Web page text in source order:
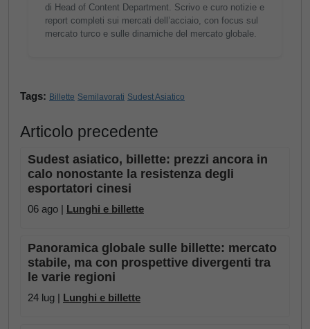
di Head of Content Department. Scrivo e curo notizie e
report completi sui mercati dell’acciaio, con focus sul
mercato turco e sulle dinamiche del mercato globale.
Tags: Billette Semilavorati Sudest Asiatico
Articolo precedente
Sudest asiatico, billette: prezzi ancora in
calo nonostante la resistenza degli
esportatori cinesi
06 ago | Lunghi e billette
Panoramica globale sulle billette: mercato
stabile, ma con prospettive divergenti tra
le varie regioni
24 lug | Lunghi e billette